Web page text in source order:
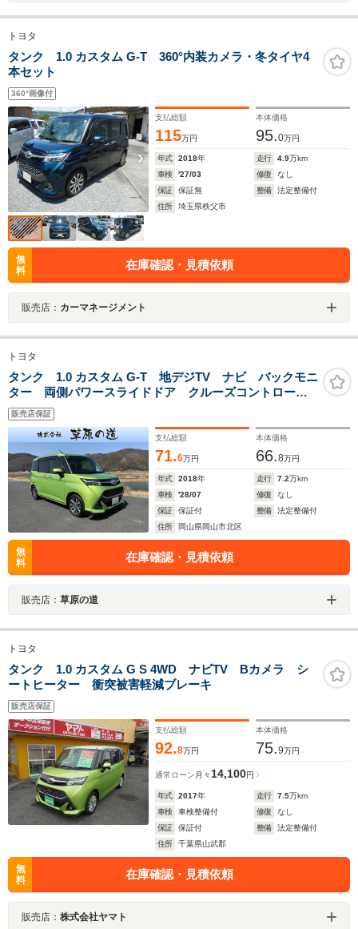
トヨタ
タンク 1.0 カスタム G-T 360°内装カメラ・冬タイヤ4
本セット
360°画像付
支払総額
115万円
本体価格
95.0万円
年式 2018年 走行 4.9万km
車検
'27/03 修復
なし
保証
保証無 整備
法定整備付
住所
埼玉県秩父市
無
料
在庫確認・見積依頼
販売店： カーマネージメント
トヨタ
タンク 1.0 カスタム G-T 地デジTV ナビ バックモニ
ター 両側パワースライドドア クルーズコントロー
ル ETC LEDヘッドライト・FOGランプ 革巻きハン
ドル ステアリングスイッチ ドライブレコーダー
DVD再生
販売店保証
支払総額
71.6万円
本体価格
66.8万円
年式 2018年 走行 7.2万km
車検
'28/07 修復
なし
保証
保証付 整備
法定整備付
住所
岡山県岡山市北区
無
料
在庫確認・見積依頼
販売店： 草原の道
トヨタ
タンク 1.0 カスタム G S 4WD ナビTV Bカメラ シ
ートヒーター 衝突被害軽減ブレーキ
販売店保証
支払総額
92.8万円
本体価格
75.9万円
通常ローン 月々 14,100円
年式 2017年 走行 7.5万km
車検
車検整備付 修復
なし
保証
保証付 整備
法定整備付
住所
千葉県山武郡
無
料
在庫確認・見積依頼
販売店： 株式会社ヤマト